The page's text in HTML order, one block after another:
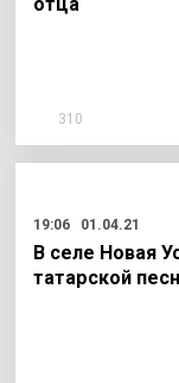
310
19:06
01.04.21
В селе Новая
татарской